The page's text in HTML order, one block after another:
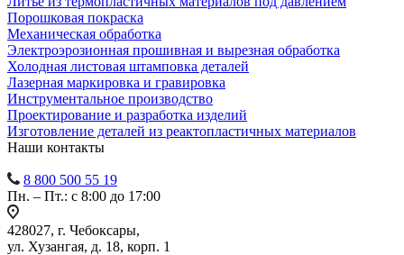
Порошковая покраска
Механическая обработка
Электроэрозионная прошивная и вырезная обработка
Холодная листовая штамповка деталей
Лазерная маркировка и гравировка
Инструментальное производство
Проектирование и разработка изделий
Изготовление деталей из реактопластичных материалов
Наши контакты
8 800 500 55 19
Пн. – Пт.: с 8:00 до 17:00
428027, г. Чебоксары,
ул. Хузангая, д. 18, корп. 1